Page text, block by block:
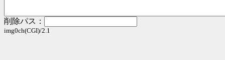
削除パス：
img0ch(CGI)/2.1